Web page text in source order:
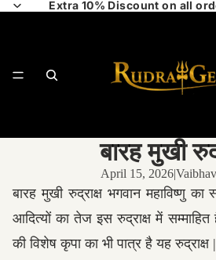
Extra 10% Discount on all
बारह मुखी
April 15, 2026|
बारह मुखी रुद्राक्ष भगवान महाविष्णु का
आदित्यों का तेज इस रुद्राक्ष में
की विशेष कृपा का भी पात्र है यह रुद्राक्ष |